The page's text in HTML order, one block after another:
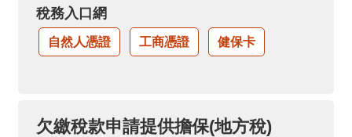
稅務入口網
自然人憑證 工商憑證 健保卡
欠繳稅款申請提供擔保(地方稅)